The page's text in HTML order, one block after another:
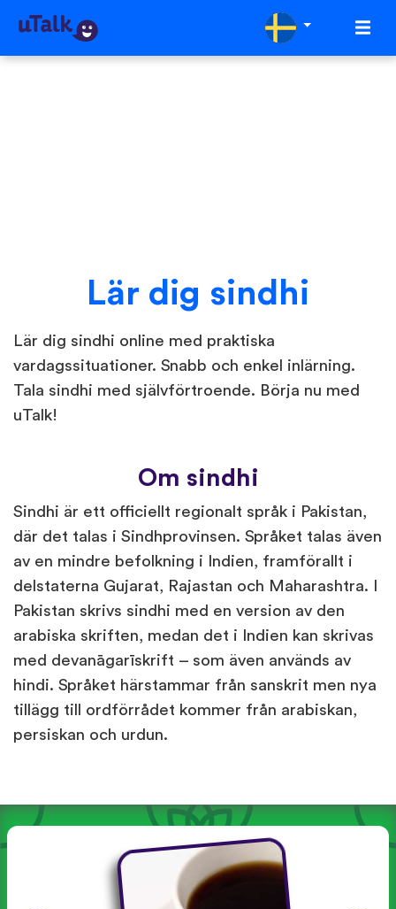
Lär dig sindhi
Lär dig sindhi online med praktiska
vardagssituationer. Snabb och enkel inlärning.
Tala sindhi med självförtroende. Börja nu med
uTalk!
Om sindhi
Sindhi är ett officiellt regionalt språk i Pakistan,
där det talas i Sindhprovinsen. Språket talas även
av en mindre befolkning i Indien, framförallt i
delstaterna Gujarat, Rajastan och Maharashtra. I
Pakistan skrivs sindhi med en version av den
arabiska skriften, medan det i Indien kan skrivas
med devanāgarīskrift – som även används av
hindi. Språket härstammar från sanskrit men nya
tillägg till ordförrådet kommer från arabiskan,
persiskan och urdun.